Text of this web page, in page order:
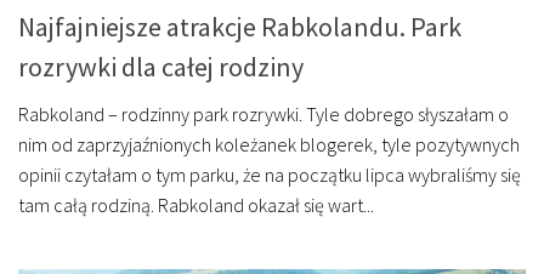
Najfajniejsze atrakcje Rabkolandu. Park
rozrywki dla całej rodziny
Rabkoland – rodzinny park rozrywki. Tyle dobrego słyszałam o
nim od zaprzyjaźnionych koleżanek blogerek, tyle pozytywnych
opinii czytałam o tym parku, że na początku lipca wybraliśmy się
tam całą rodziną. Rabkoland okazał się wart...